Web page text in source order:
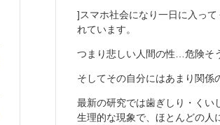
]スマホ社会になり一日に入っ
れています。
つまり悲しい人間の性…危険そ
そしてその自分にはあまり関係
最新の研究では歯ぎしり・くい
生理的な現象で、ほとんどの人